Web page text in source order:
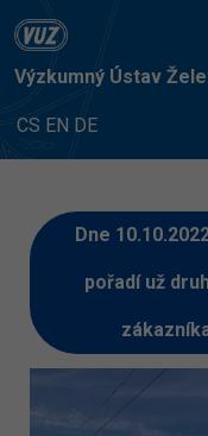
Výzkumný Ústav
CS EN DE
Dne
pořadí už